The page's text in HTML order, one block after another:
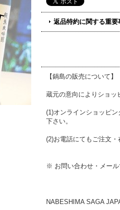
返品特約に関する重要
【鍋島の販売について】
蔵元の意向によりショッ
(1)オンラインショッピ
下さい。
(2)お電話にてもご注文
※ お問い合わせ・メー
NABESHIMA SAGA